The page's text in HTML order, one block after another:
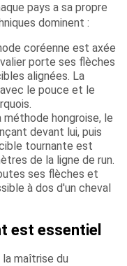
pays a sa propre
dominent :
coréenne est axée
porte ses flèches
alignées. La
le pouce et le
méthode hongroise, le
devant lui, puis
tournante est
de la ligne de run.
ses flèches et
à dos d'un cheval
est essentiel
la maîtrise du